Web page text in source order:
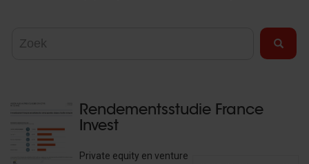
Rendementsstudie France
Invest
Private equity en venture